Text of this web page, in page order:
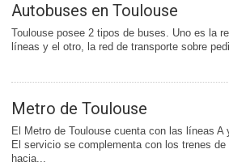
Autobuses en Toulouse
Toulouse posee 2 tipos de buses. Uno es la
líneas y el otro, la red de transporte sobre
Metro de Toulouse
El Metro de Toulouse cuenta con las líneas A
El servicio se complementa con los trenes
hacia...